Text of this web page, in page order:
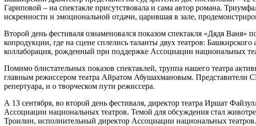
Гариповой – на спектакле присутствовала и сама автор романа.
искренности и эмоциональной отдачи, царившая в зале,
Второй день фестиваля ознаменовался показом спектакля «Дядя
копродукции, где на сцене сплелись таланты двух театров:
коллаборация, рожденный при поддержке Ассоциации национальных
Помимо блистательных показов спектаклей, труппа нашего театра
главным режиссером театра Айратом Абушахмановым. Представители
репертуара, и о творческом пути режиссера.
А 13 сентября, во второй день фестиваля, директор театра Иршат
Ассоциации национальных театров. Темой для обсуждения стал
Троилин, исполнительный директор Ассоциации национальных театров.